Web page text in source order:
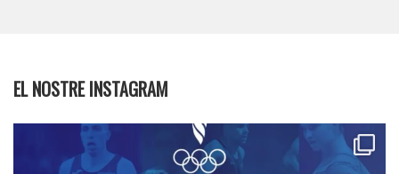
EL NOSTRE INSTAGRAM